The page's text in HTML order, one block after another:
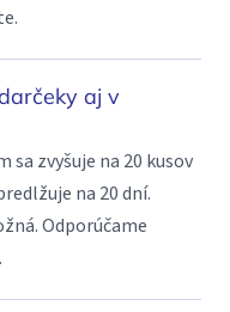
aj v
sa zvyšuje na 20 kusov
na 20 dní.
Odporúčame